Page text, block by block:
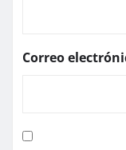
Correo